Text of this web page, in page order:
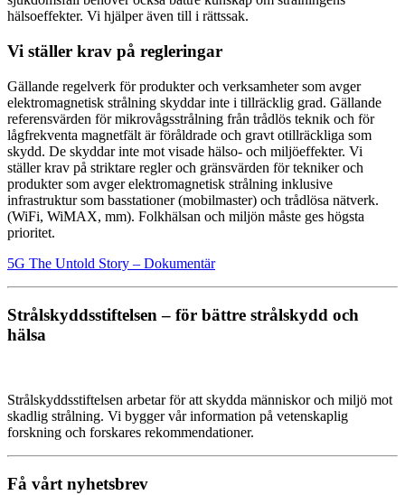
hälsoeffekter. Vi hjälper även till i rättssak.
Vi ställer krav på regleringar
Gällande regelverk för produkter och verksamheter som avger
elektromagnetisk strålning skyddar inte i tillräcklig grad. Gällande
referensvärden för mikrovågsstrålning från trådlös teknik och för
lågfrekventa magnetfält är föråldrade och gravt otillräckliga som
skydd. De skyddar inte mot visade hälso- och miljöeffekter. Vi
ställer krav på striktare regler och gränsvärden för tekniker och
produkter som avger elektromagnetisk strålning inklusive
infrastruktur som basstationer (mobilmaster) och trådlösa nätverk.
(WiFi, WiMAX, mm). Folkhälsan och miljön måste ges högsta
prioritet.
5G The Untold Story – Dokumentär
Strålskyddsstiftelsen – för bättre strålskydd och
hälsa
Strålskyddsstiftelsen arbetar för att skydda människor och miljö mot
skadlig strålning. Vi bygger vår information på vetenskaplig
forskning och forskares rekommendationer.
Få vårt nyhetsbrev